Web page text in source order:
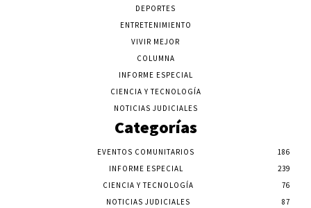
DEPORTES
ENTRETENIMIENTO
VIVIR MEJOR
COLUMNA
INFORME ESPECIAL
CIENCIA Y TECNOLOGÍA
NOTICIAS JUDICIALES
Categorías
EVENTOS COMUNITARIOS
186
INFORME ESPECIAL
239
CIENCIA Y TECNOLOGÍA
76
NOTICIAS JUDICIALES
87